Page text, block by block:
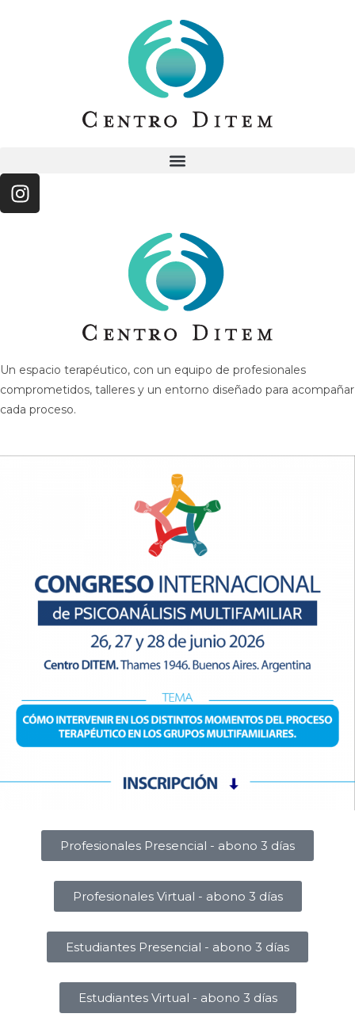
Un espacio terapéutico, con un equipo de profesionales
comprometidos, talleres y un entorno diseñado para acompañar
cada proceso.
Profesionales Presencial - abono 3 días
Profesionales Virtual - abono 3 días
Estudiantes Presencial - abono 3 días
Estudiantes Virtual - abono 3 días